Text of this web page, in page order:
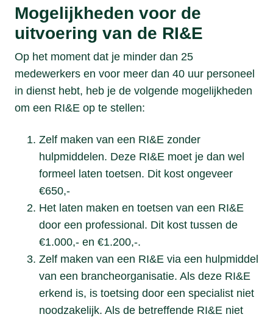
Mogelijkheden voor de
uitvoering van de RI&E
Op het moment dat je minder dan 25
medewerkers en voor meer dan 40 uur personeel
in dienst hebt, heb je de volgende mogelijkheden
om een RI&E op te stellen:
Zelf maken van een RI&E zonder
hulpmiddelen. Deze RI&E moet je dan wel
formeel laten toetsen. Dit kost ongeveer
€650,-
Het laten maken en toetsen van een RI&E
door een professional. Dit kost tussen de
€1.000,- en €1.200,-.
Zelf maken van een RI&E via een hulpmiddel
van een brancheorganisatie. Als deze RI&E
erkend is, is toetsing door een specialist niet
noodzakelijk. Als de betreffende RI&E niet